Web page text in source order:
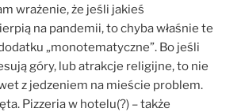
wrażenie, że jeśli jakieś
na pandemii, to chyba właśnie te
„monotematyczne”. Bo jeśli
góry, lub atrakcje religijne, to nie
z jedzeniem na mieście problem.
Pizzeria w hotelu(?) – także